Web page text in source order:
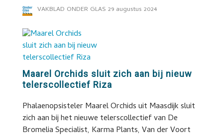
VAKBLAD ONDER GLAS 29 augustus 2024
Maarel Orchids sluit zich aan bij nieuw
telerscollectief Riza
Phalaenopsisteler Maarel Orchids uit Maasdijk sluit
zich aan bij het nieuwe telerscollectief van De
Bromelia Specialist, Karma Plants, Van der Voort